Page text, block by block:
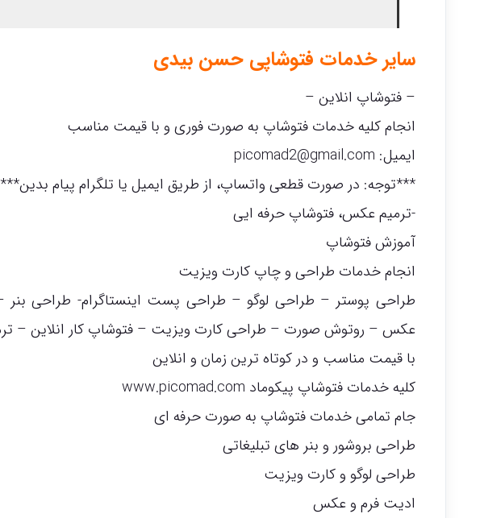
سایر خدمات فتوشاپی حسن بیدی
– فتوشاپ انلاین –
انجام کلیه خدمات فتوشاپ به صورت فوری و با قیمت مناسب
ایمیل: picomad2@gmail.com
***توجه: در صورت قطعی واتساپ، از طریق ایمیل یا تلگرام پیام بدین***
-ترمیم عکس، فتوشاپ حرفه ایی
آموزش فتوشاپ
انجام خدمات طراحی و چاپ کارت ویزیت
طراحی پوستر – طراحی لوگو – طراحی پست اینستاگرام- طراحی
عکس – روتوش صورت – طراحی کارت ویزیت – فتوشاپ کار انلاین –
با قیمت مناسب و در کوتاه ترین زمان و انلاین
کلیه خدمات فتوشاپ پیکوماد www.picomad.com
جام تمامی خدمات فتوشاپ به صورت حرفه ای
طراحی بروشور و بنر های تبلیغاتی
طراحی لوگو و کارت ویزیت
ادیت فرم و عکس